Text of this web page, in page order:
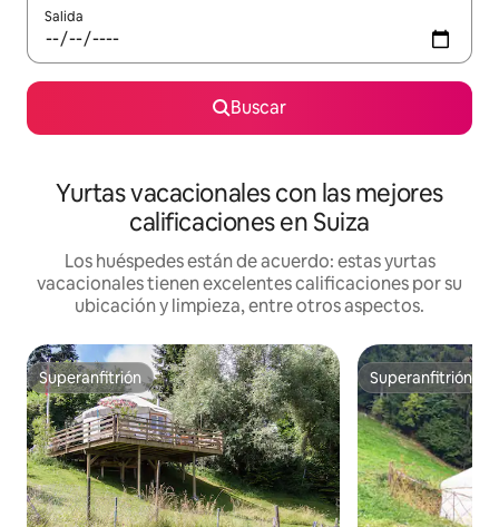
Salida
Buscar
Yurtas vacacionales con las mejores
calificaciones en Suiza
Los huéspedes están de acuerdo: estas yurtas
vacacionales tienen excelentes calificaciones por su
ubicación y limpieza, entre otros aspectos.
Superanfitrión
Superanfitrión Superanfitrión
Superanfitrión